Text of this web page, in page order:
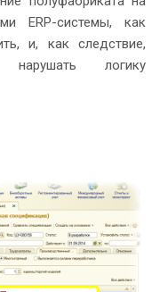
ERP-системы, как
и, как следствие,
логику